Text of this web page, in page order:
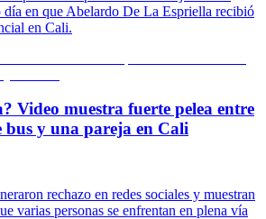
día en que Abelardo De La Espriella recibió
en Cali.
Video muestra fuerte pelea entre
bus y una pareja en Cali
rechazo en redes sociales y muestran
varias personas se enfrentan en plena vía